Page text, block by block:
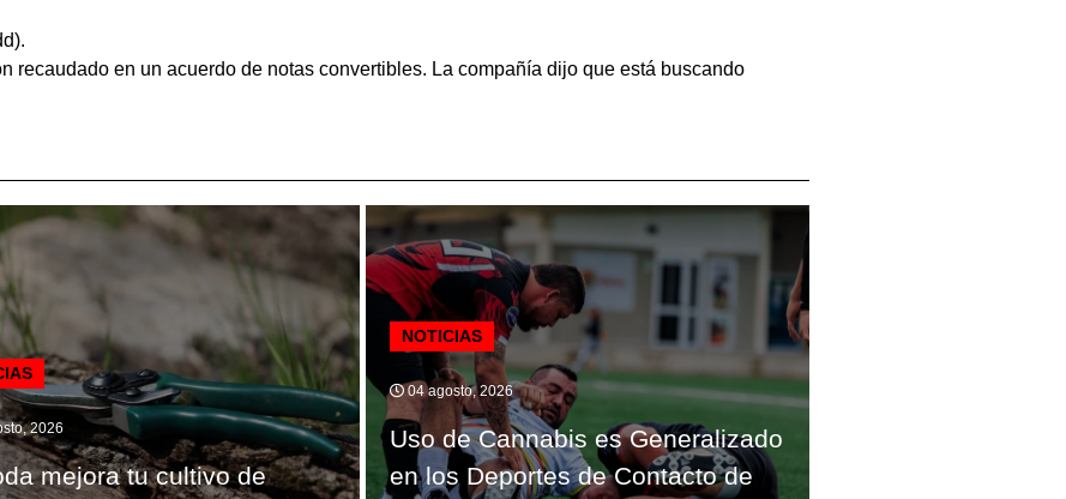
recaudado en un acuerdo de notas convertibles. La compañía dijo que está buscando
2026
mejora tu cultivo de
NOTICIAS
04 agosto, 2026
Uso de Cannabis es Generalizado
en los Deportes de Contacto de